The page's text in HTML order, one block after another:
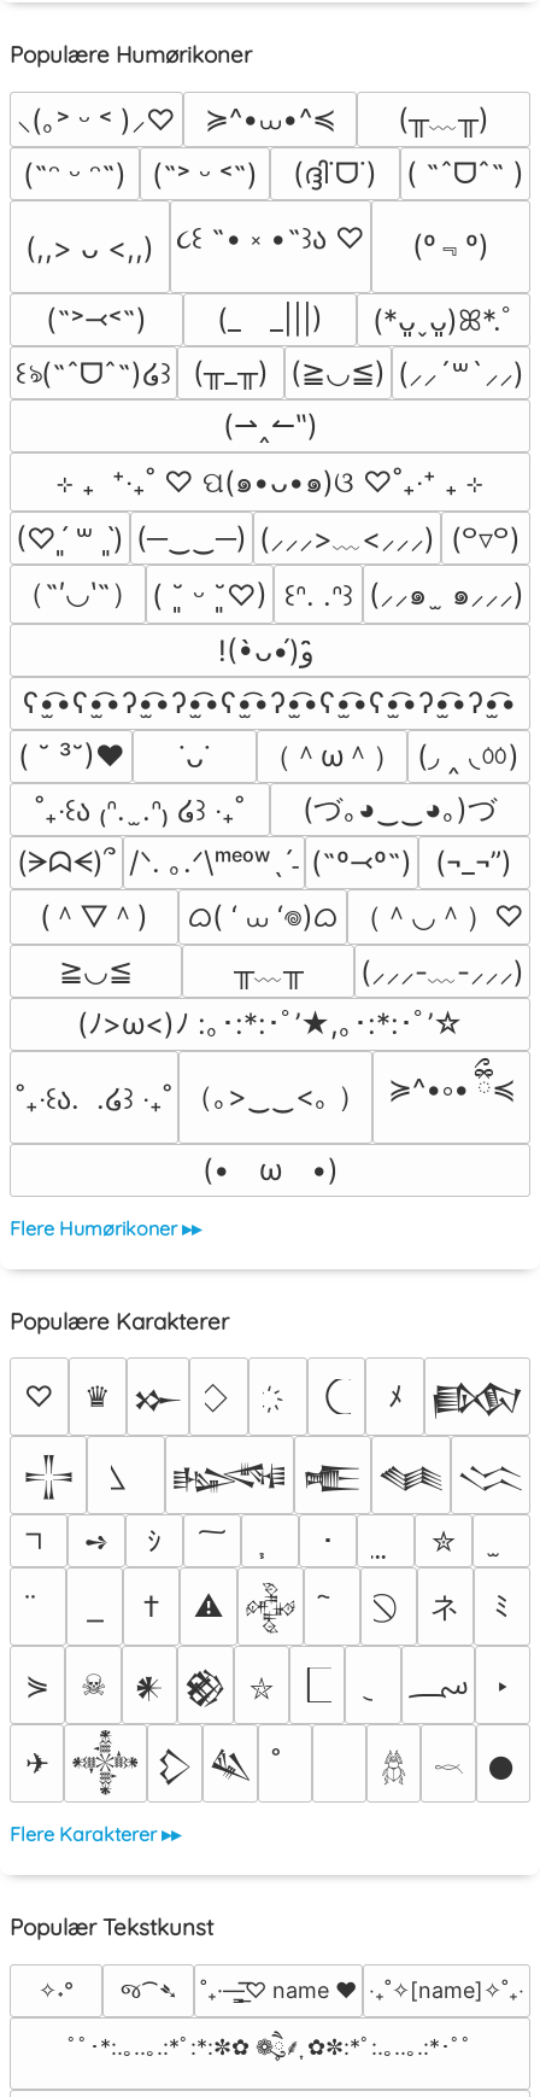
Populære Humørikoner
⸜(｡˃ ᵕ ˂ )⸝♡ ≽^•⩊•^≼
(╥﹏╥)
(˶ᵔ ᵕ ᵔ˶)
(˶˃ ᵕ ˂˶) (ദ്ദി˙ᗜ˙) ( ˶ˆᗜˆ˵ )
(,,> ᴗ <,,) ૮꒰ ˶• ༝ •˶꒱ა ♡ (º﹃º)
(˶˃⤙˂˶) (_　_|||)
(*ᴗ͈ˬᴗ͈)ꕤ*.ﾟ
꒰ঌ(˶ˆᗜˆ˵)໒꒱
(╥_╥) (≧◡≦) (⸝⸝´꒳`⸝⸝)
(⇀‸↼‶)
⊹ ₊  ⁺‧₊˚ ♡ ପ(๑•ᴗ•๑)ଓ ♡˚₊‧⁺ ₊ ⊹
(♡ˊ͈ ꒳ ˋ͈) (─‿‿─) (⸝⸝⸝>﹏<⸝⸝⸝) (꒪▿꒪)
（˶′◡‵˶）
( ˘͈ ᵕ ˘͈♡) ꒰ᐢ. .ᐢ꒱ (⸝⸝๑  ̫ ๑⸝⸝⸝)
ʕ•̫͡•ʕ•̫͡•ʔ•̫͡•ʔ•̫͡•ʕ•̫͡•ʔ•̫͡•ʕ•̫͡•ʕ•̫͡•ʔ•̫͡•ʔ•̫͡•
( ˘ ³˘)♥
˙ᴗ˙ （＾ω＾）
(◞ ‸ ◟ㆀ)
˚₊‧꒰ა ₍ᐢ.  ̫.ᐢ₎ ໒꒱ ‧₊˚
(づ｡◕‿‿◕｡)づ
(ᗒᗣᗕ)՞ /ᐠ. ｡.ᐟ\ᵐᵉᵒʷˎˊ˗ (˶º⤙º˶)
(¬_¬”)
(＾▽＾)
ᜊ( ‘ ⩊ ‘𖦹)ᜊ
（＾◡＾）♡
≧◡≦
╥﹏╥
(⸝⸝⸝-﹏-⸝⸝⸝)
(ﾉ>ω<)ﾉ :｡･:*:･ﾟ’★,｡･:*:･ﾟ’☆
˚₊‧꒰ა.  .໒꒱ ‧₊˚ （｡>‿‿<｡ ） ≽^•༚• ྀིྀ≼
(•　ω　•)
Flere Humørikoner ▸▸
Populære Karakterer
♡ ♛ 𒁍 ﾒ 𒁃
𒋲 𒈙 𒍫 𒈝 𒈱
➺
ｼ ･
✮
†
⚠ 𒅒 ネ ﾐ
⋟ ☠ 𒀭 𒆙 ⛥ ؄ ‣
✈ 𒀱 𒁷 𒈑 𓆣 𓎖 𒊹
Flere Karakterer ▸▸
Populær Tekstkunst
✧˖° જ⁀➴ ˚₊·—̳͟͞͞♡ name ♥️ ‎‧₊˚✧[name]✧˚₊‧
ﾟﾟ･*:.｡..｡.:*ﾟ:*:✼✿ ❁ཻུ۪۪⸙͎ ✿✼:*ﾟ:.｡..｡.:*･ﾟﾟ